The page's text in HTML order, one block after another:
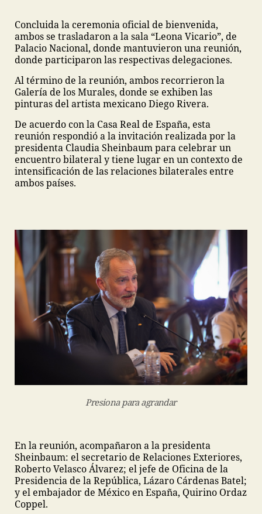
Concluida la ceremonia oficial de bienvenida,
ambos se trasladaron a la sala “Leona Vicario”, de
Palacio Nacional, donde mantuvieron una reunión,
donde participaron las respectivas delegaciones.
Al término de la reunión, ambos recorrieron la
Galería de los Murales, donde se exhiben las
pinturas del artista mexicano Diego Rivera.
De acuerdo con la Casa Real de España, esta
reunión respondió a la invitación realizada por la
presidenta Claudia Sheinbaum para celebrar un
encuentro bilateral y tiene lugar en un contexto de
intensificación de las relaciones bilaterales entre
ambos países.
Presiona para agrandar
En la reunión, acompañaron a la presidenta
Sheinbaum: el secretario de Relaciones Exteriores,
Roberto Velasco Álvarez; el jefe de Oficina de la
Presidencia de la República, Lázaro Cárdenas Batel;
y el embajador de México en España, Quirino Ordaz
Coppel.